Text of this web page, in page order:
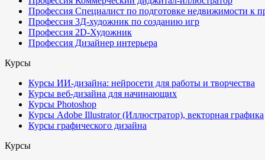
Профессия Специалист по подготовке недвижимости к
Профессия 3Д-художник по созданию игр
Профессия 2D-Художник
Профессия Дизайнер интерьера
Курсы
Курсы ИИ-дизайна: нейросети для работы и творчества
Курсы веб-дизайна для начинающих
Курсы Photoshop
Курсы Adobe Illustrator (Иллюстратор), векторная графика
Курсы графического дизайна
Курсы